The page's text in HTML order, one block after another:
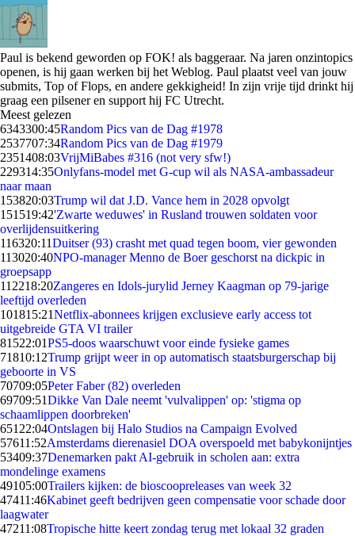
Paul is bekend geworden op FOK! als baggeraar. Na jaren onzintopics
openen, is hij gaan werken bij het Weblog. Paul plaatst veel van jouw
submits, Top of Flops, en andere gekkigheid! In zijn vrije tijd drinkt hij
graag een pilsener en support hij FC Utrecht.
Meest gelezen
6343300:45Random Pics van de Dag #1978
2537707:34Random Pics van de Dag #1979
2351408:03VrijMiBabes #316 (not very sfw!)
229314:35Onlyfans-model met G-cup wil als NASA-ambassadeur
naar maan
153820:03Trump wil dat J.D. Vance hem in 2028 opvolgt
151519:42'Zwarte weduwes' in Rusland trouwen soldaten voor
overlijdensuitkering
116320:11Duitser (93) crasht met quad tegen boom, vier gewonden
113020:40NPO-manager Menno de Boer geschorst na dickpic in
groepsapp
112218:20Zangeres en Idols-jurylid Jerney Kaagman op 79-jarige
leeftijd overleden
101815:21Netflix-abonnees krijgen exclusieve early access tot
uitgebreide GTA VI trailer
81522:01PS5-doos waarschuwt voor einde fysieke games
71810:12Trump grijpt weer in op automatisch staatsburgerschap bij
geboorte in VS
70709:05Peter Faber (82) overleden
69709:51Dikke Van Dale neemt 'vulvalippen' op: 'stigma op
schaamlippen doorbreken'
651 22:04Ontslagen bij Halo Studios na Campaign Evolved
57611:52Amsterdams dierenasiel DOA overspoeld met babykonijntjes
53409:37Denemarken pakt AI-gebruik in scholen aan: extra
mondelinge examens
49105:00Trailers kijken: de bioscoopreleases van week 32
47411:46Kabinet geeft bedrijven geen compensatie voor schade door
laagwater
47211:08Tropische hitte keert zondag terug met lokaal 32 graden